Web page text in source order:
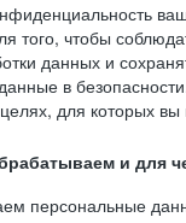
того, чтобы
данных и
в
целях, для которых
и для
персональные